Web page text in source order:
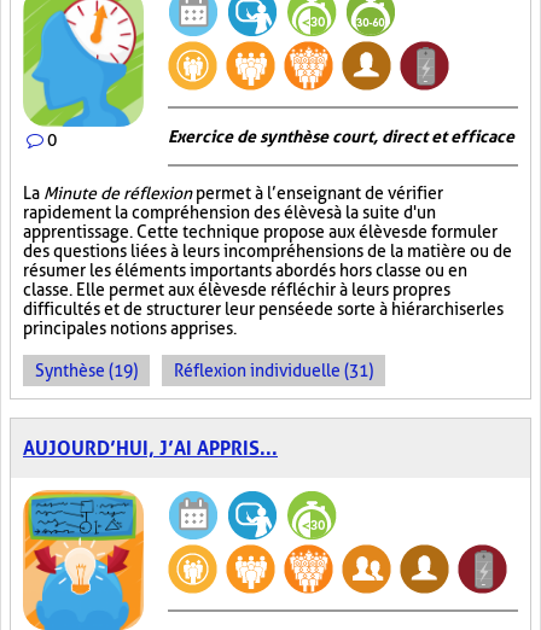
0 Exercice de synthèse court, direct et efficace
La Minute de réflexionpermet à l’enseignant de vérifier
rapidement la compréhension des élèves à la suite d'un
apprentissage. Cette technique propose aux élèves de formuler
des questions liées à leurs incompréhensions de la matière ou de
résumer les éléments importants abordés hors classe ou en
classe. Elle permet aux élèves de réfléchir à leurs propres
difficultés et de structurer leur pensée de sorte à hiérarchiser les
principales notions apprises.
Synthèse (19) Réflexion individuelle (31)
AUJOURD’HUI, J’AI APPRIS...